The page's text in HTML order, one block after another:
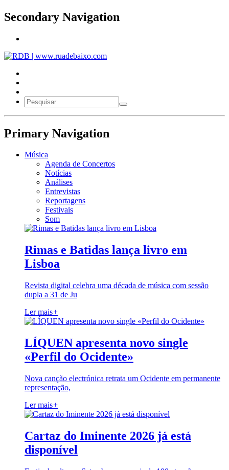
Secondary Navigation
Primary Navigation
Música
Agenda de Concertos
Notícias
Análises
Entrevistas
Reportagens
Festivais
Som
Rimas e Batidas lança livro em
Lisboa
Revista digital celebra uma década de música com sessão
dupla a 31 de Ju
Ler mais+
LÍQUEN apresenta novo single
«Perfil do Ocidente»
Nova canção electrónica retrata um Ocidente em permanente
representação,
Ler mais+
Cartaz do Iminente 2026 já está
disponível